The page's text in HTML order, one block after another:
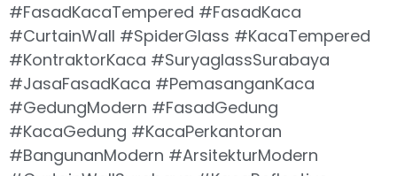
#FasadKacaTempered #FasadKaca
#CurtainWall #SpiderGlass #KacaTempered
#KontraktorKaca #SuryaglassSurabaya
#JasaFasadKaca #PemasanganKaca
#GedungModern #FasadGedung
#KacaGedung #KacaPerkantoran
#BangunanModern #ArsitekturModern